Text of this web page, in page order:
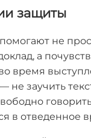
защиты
не
а
время
не заучить
в отведенное